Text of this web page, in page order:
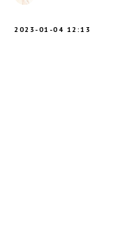
2023-01-04 12:13